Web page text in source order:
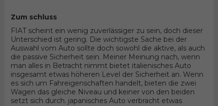
Zum schluss
FIAT scheint ein wenig zuverlässiger zu sein, doch dieser
Unterschied ist gering. Die wichtigste Sache bei der
Auswahl vom Auto sollte doch sowohl die aktive, als auch
die passive Sicherheit sein. Meiner Meinung nach, wenn
man alles in Betracht nimmt bietet italienisches Auto
insgesamt etwas höheren Level der Sicherheit an. Wenn
es sich um Fahreigenschaften handelt, bieten die zwei
Wagen das gleiche Niveau und keiner von den beiden
setzt sich durch. japanisches Auto verbracht etwas